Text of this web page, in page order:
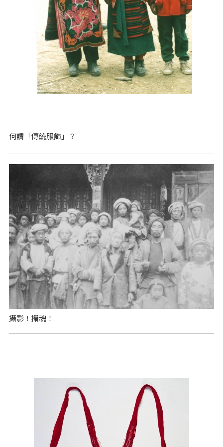
何謂「傳統服飾」？
攝影！攝魂！